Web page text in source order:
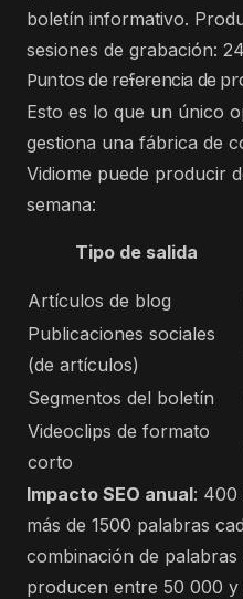
boletín informativo.
sesiones de grabación:
Puntos de referencia de
Esto es lo que un único
gestiona una fábrica de
Vidiome puede producir
semana:
Tipo de salida
Artículos de blog
Publicaciones sociales
(de artículos)
Segmentos del boletín
Videoclips de formato
corto
Impacto SEO anual: 400
más de 1500 palabras
combinación de
producen entre 50 000 y